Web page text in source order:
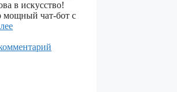
в искусство!
мощный чат-бот с